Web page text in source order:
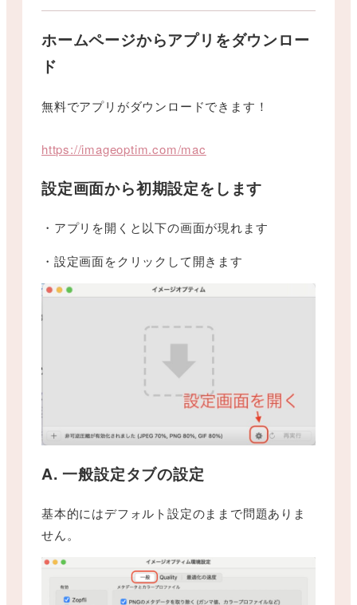
ホームページからアプリをダウンロー
ド
無料でアプリがダウンロードできます！
https://imageoptim.com/mac
設定画面から初期設定をします
・アプリを開くと以下の画面が現れます
・設定画面をクリックして開きます
A. 一般設定タブの設定
基本的にはデフォルト設定のままで問題ありま
せん。